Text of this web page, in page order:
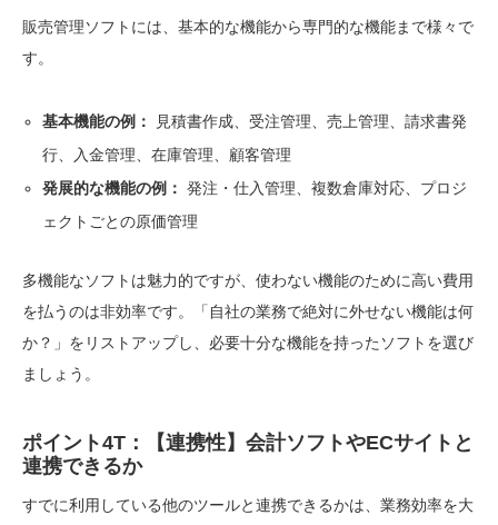
販売管理ソフトには、基本的な機能から専門的な機能まで様々で
す。
基本機能の例：
見積書作成、受注管理、売上管理、請求書発
行、入金管理、在庫管理、顧客管理
発展的な機能の例： 発注・仕入管理、複数倉庫対応、プロジ
ェクトごとの原価管理
多機能なソフトは魅力的ですが、使わない機能のために高い費用
を払うのは非効率です。「自社の業務で絶対に外せない機能は何
か？」をリストアップし、必要十分な機能を持ったソフトを選び
ましょう。
ポイント4T：【連携性】会計ソフトやECサイトと
連携できるか
すでに利用している他のツールと連携できるかは、業務効率を大